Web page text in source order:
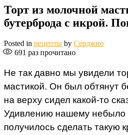
Торт из молочной
бутерброда с икрой.
Posted in рецепты by Серджио
691 раз прочитано
Не так давно мы увидели
мастикой. Он был обтянут
на верху сидел какой-то
Удивлению нашему небыло
получилось сделать такую